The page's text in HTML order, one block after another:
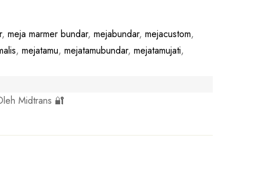
, meja marmer bundar, mejabundar, mejacustom,
, mejatamu, mejatamubundar, mejatamujati,
Midtrans 🔐